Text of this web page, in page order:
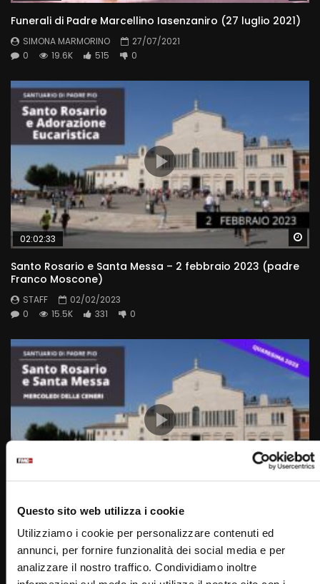
Questo sito web utilizza i cookie
Utilizziamo i cookie per personalizzare contenuti ed
annunci, per fornire funzionalità dei social media e per
analizzare il nostro traffico. Condividiamo inoltre
Funerali di Padre Marcellino Iasenzaniro (27 luglio 2021)
SIMONA MARMORINO
27/07/2021
0
19.6K 515 0
02:02:33
Santo Rosario e Santa Messa – 2 febbraio 2023 (padre
Franco Moscone)
STAFF
02/02/2023
0
15.5K 331 0
Mercoledì delle Ceneri (fr. Francesco Dileo)
STAFF
22/02/2023
0
15.5K 280 0